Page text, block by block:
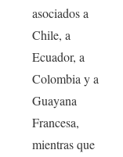
asociados a
Chile, a
Ecuador, a
Colombia y a
Guayana
Francesa,
mientras que